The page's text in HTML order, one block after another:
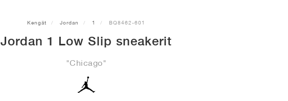
Kengät Jordan 1 BQ8462-601
Jordan 1 Low Slip sneakerit
"Chicago"